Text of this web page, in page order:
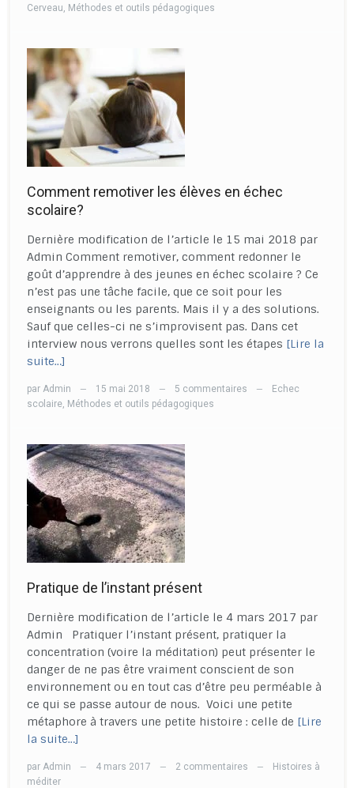
Cerveau, Méthodes et outils pédagogiques
Comment remotiver les élèves en échec
scolaire?
Dernière modification de l’article le 15 mai 2018 par
Admin Comment remotiver, comment redonner le
goût d’apprendre à des jeunes en échec scolaire ? Ce
n’est pas une tâche facile, que ce soit pour les
enseignants ou les parents. Mais il y a des solutions.
Sauf que celles-ci ne s’improvisent pas. Dans cet
interview nous verrons quelles sont les étapes [Lire la
suite…]
par Admin — 15 mai 2018 — 5 commentaires —
Echec
scolaire, Méthodes et outils pédagogiques
Pratique de l’instant présent
Dernière modification de l’article le 4 mars 2017 par
Admin Pratiquer l’instant présent, pratiquer la
concentration (voire la méditation) peut présenter le
danger de ne pas être vraiment conscient de son
environnement ou en tout cas d’être peu perméable à
ce qui se passe autour de nous. Voici une petite
métaphore à travers une petite histoire : celle de [Lire
la suite…]
par Admin — 4 mars 2017 — 2 commentaires —
Histoires à
méditer